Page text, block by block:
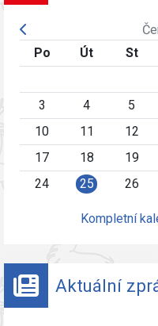
Po
Út St
3
4 5
10
11 12
17
18 19
24
25 26
Kompletní
Aktuální